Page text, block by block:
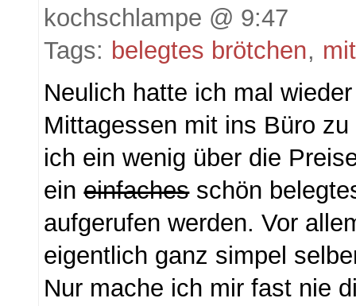
kochschlampe @ 9:47
Tags: belegtes brötchen,
Neulich hatte ich mal
Mittagessen mit ins Büro
ich ein wenig über die
eineinfachesschön
aufgerufen werden. Vor
eigentlich ganz simpel
Nur mache ich mir fast nie